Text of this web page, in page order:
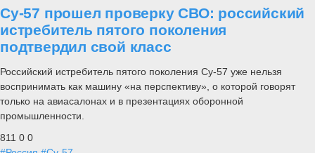
Су-57 прошел проверку СВО: российский
истребитель пятого поколения
подтвердил свой класс
Российский истребитель пятого поколения Су-57 уже нельзя
воспринимать как машину «на перспективу», о которой говорят
только на авиасалонах и в презентациях оборонной
промышленности.
811 0 0